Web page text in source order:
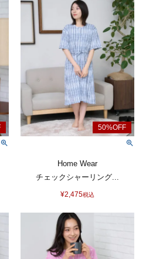
Home Wear
チェックシャーリング...
¥2,475税込